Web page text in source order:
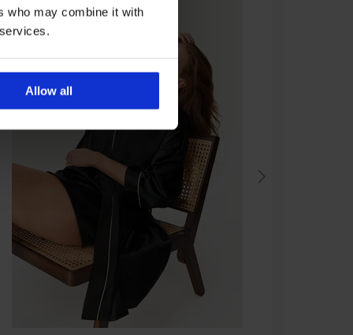
who may combine it with
Allow all